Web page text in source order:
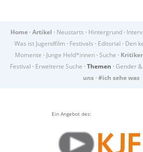
Home · Artikel · Neustarts · Hintergrund ·
Was ist Jugendfilm · Festivals · Editorial · Den
Momente · Junge Held*innen · Suche ·
Festival · Erweiterte Suche · Themen · Gender
uns · #ich sehe was
Ein Angebot des: